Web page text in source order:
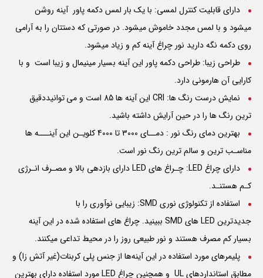
دارای قابلیت کنترل لمسی: با یک بار لمس دکمه پاور آینه روشن
میشود و با لمس مجدد خاموش میشود. در صورتی که دستتان را به آرامی
روی دکمه نگه دارید نور چراغ آینه کم و زیاد میشود.
طراحی زیبا: طراحی دکمه پاور این آینه بسیار مینیمال و زیبا است و با
کارایی آن هارمونی دارد.
نمایش درست رنگ ها: CRI
این آینه ها 85 است و می توانیددقیق
ترین رنگ ها را در حین آرایش داشته باشید.
بهترین دمای رنگ نور : دمــای 3000 تا 4000 کلویـن این آینـــه ها
مناسـب ترین و سالم ترین رنگ نور است.
دارای چراغ LED: چـراغ های
LEDدارای بازدهی بالا و مصـرف انـرژی
کـم هستنـد.
استفاده از تکنولوژی نوری SMD: زیبایی نوآوری را با
جدیدترین LEDهای SMD ببینید. چراغ های استفاده شده در این آینه
بسیار کم مصرف هستند و نور طبیعی روز را در محیط تداعی میکنند.
پلیمرهای مورد استفاده در این آینه‌ها از جنس پلی کربنات(غیر آتش زا) و
مطابق استانداردهایUL و همچنین چراغ LEDمورد استفاده دارای بهترین